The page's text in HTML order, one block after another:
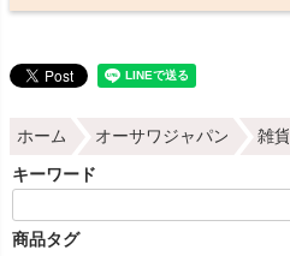
ホーム オーサワジャパン 雑貨
キーワード
商品タグ